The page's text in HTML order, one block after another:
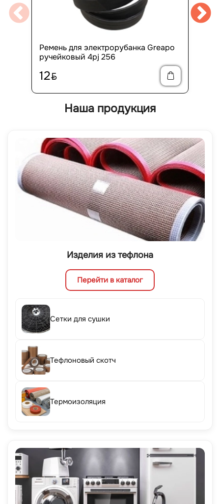
Ремень для электрорубанка Greapo
ручейковый 4pj 256
12BYN
Наша продукция
Изделия из тефлона
Перейти в каталог
Сетки для сушки
Тефлоновый скотч
Термоизоляция